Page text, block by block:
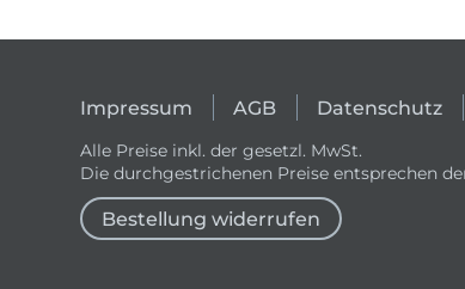
Impressum AGB Datenschutz
Alle Preise inkl. der gesetzl. MwSt.
Die durchgestrichenen Preise entsprechen
Bestellung widerrufen